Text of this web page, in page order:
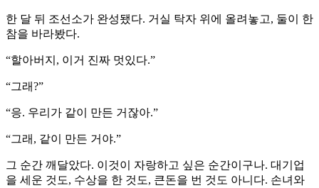
한 달 뒤 조선소가 완성됐다. 거실 탁자 위에 올려놓고, 둘이 한
참을 바라봤다.
“할아버지, 이거 진짜 멋있다.”
“그래?”
“응. 우리가 같이 만든 거잖아.”
“그래, 같이 만든 거야.”
그 순간 깨달았다. 이것이 자랑하고 싶은 순간이구나. 대기업
을 세운 것도, 수상을 한 것도, 큰돈을 번 것도 아니다. 손녀와